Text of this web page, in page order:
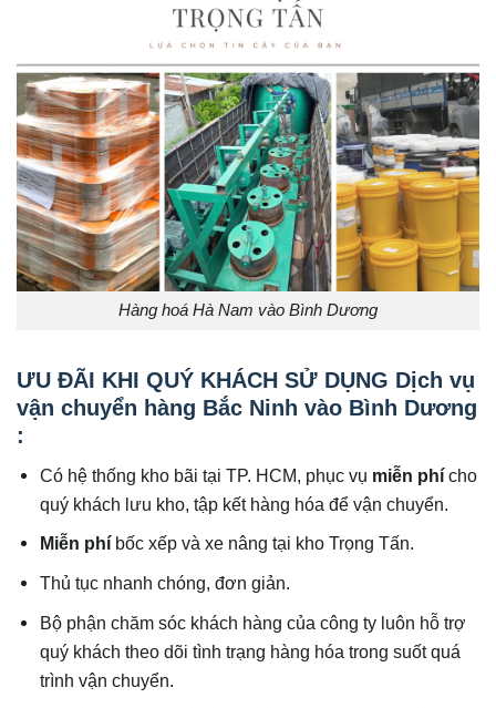
Hàng hoá Hà Nam vào Bình Dương
ƯU ĐÃI KHI QUÝ KHÁCH SỬ DỤNG Dịch vụ
vận chuyển hàng Bắc Ninh vào Bình Dương
:
Có hệ thống kho bãi tại TP. HCM, phục vụ miễn phícho
quý khách lưu kho, tập kết hàng hóa để vận chuyển.
Miễn phí bốc xếp và xe nâng tại kho Trọng Tấn.
Thủ tục nhanh chóng, đơn giản.
Bộ phận chăm sóc khách hàng của công ty luôn hỗ trợ
quý khách theo dõi tình trạng hàng hóa trong suốt quá
trình vận chuyển.